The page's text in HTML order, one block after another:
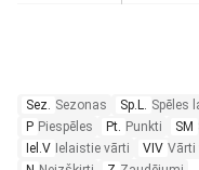
Sez. Sezonas Sp.L. Spēles
P Piespēles Pt. Punkti SM
Iel.V Ielaistie vārti VIV Vārti